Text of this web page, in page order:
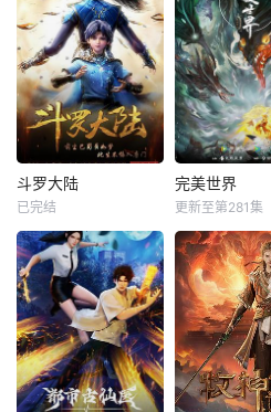
斗罗大陆
已完结
完美世界
更新至第281集